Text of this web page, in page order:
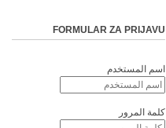
FORMULAR ZA PRIJAVU
اسم المستخدم
كلمة المرور